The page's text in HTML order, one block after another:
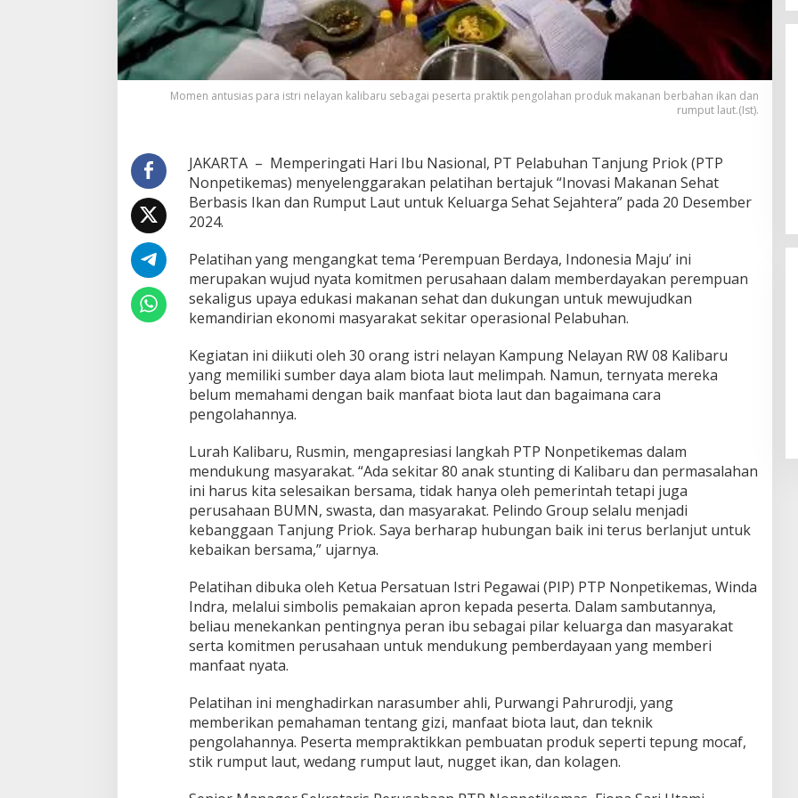
e
n
n
P
i
h
a
a
a
n
a
k
n
a
S
e
h
a
t
d
m
p
u
n
g
N
a
y
a
n
Momen antusias para istri nelayan kalibaru sebagai peserta praktik pengolahan produk makanan berbahan ikan dan
rumput laut.(Ist).
JAKARTA – Memperingati Hari Ibu Nasional, PT Pelabuhan Tanjung Priok (PTP
Nonpetikemas) menyelenggarakan pelatihan bertajuk “Inovasi Makanan Sehat
Berbasis Ikan dan Rumput Laut untuk Keluarga Sehat Sejahtera” pada 20 Desember
2024.
Pelatihan yang mengangkat tema ‘Perempuan Berdaya, Indonesia Maju’ ini
merupakan wujud nyata komitmen perusahaan dalam memberdayakan perempuan
sekaligus upaya edukasi makanan sehat dan dukungan untuk mewujudkan
kemandirian ekonomi masyarakat sekitar operasional Pelabuhan.
Kegiatan ini diikuti oleh 30 orang istri nelayan Kampung Nelayan RW 08 Kalibaru
yang memiliki sumber daya alam biota laut melimpah. Namun, ternyata mereka
belum memahami dengan baik manfaat biota laut dan bagaimana cara
pengolahannya.
Lurah Kalibaru, Rusmin, mengapresiasi langkah PTP Nonpetikemas dalam
mendukung masyarakat. “Ada sekitar 80 anak stunting di Kalibaru dan permasalahan
ini harus kita selesaikan bersama, tidak hanya oleh pemerintah tetapi juga
perusahaan BUMN, swasta, dan masyarakat. Pelindo Group selalu menjadi
kebanggaan Tanjung Priok. Saya berharap hubungan baik ini terus berlanjut untuk
kebaikan bersama,” ujarnya.
Pelatihan dibuka oleh Ketua Persatuan Istri Pegawai (PIP) PTP Nonpetikemas, Winda
Indra, melalui simbolis pemakaian apron kepada peserta. Dalam sambutannya,
beliau menekankan pentingnya peran ibu sebagai pilar keluarga dan masyarakat
serta komitmen perusahaan untuk mendukung pemberdayaan yang memberi
manfaat nyata.
Pelatihan ini menghadirkan narasumber ahli, Purwangi Pahrurodji, yang
memberikan pemahaman tentang gizi, manfaat biota laut, dan teknik
pengolahannya. Peserta mempraktikkan pembuatan produk seperti tepung mocaf,
stik rumput laut, wedang rumput laut, nugget ikan, dan kolagen.
Serapan Anggaran Dinas
Perkimcikataru Paling Buruk, Plh
Sekda: Kami Sarankan Dievaluasi
Serapan Anggaran Dinas
Perkimcikataru Paling Buruk, Plh